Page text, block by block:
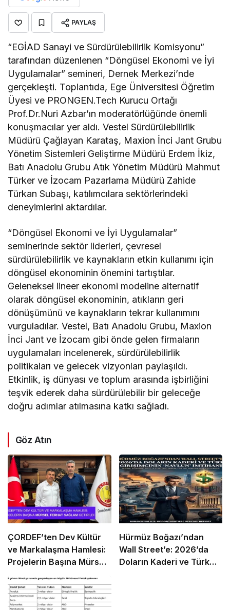
PAYLAŞ
“EGİAD Sanayi ve Sürdürülebilirlik Komisyonu”
tarafından düzenlenen “Döngüsel Ekonomi ve İyi
Uygulamalar” semineri, Dernek Merkezi’nde
gerçekleşti. Toplantıda, Ege Üniversitesi Öğretim
Üyesi ve PRONGEN.Tech Kurucu Ortağı
Prof.Dr.Nuri Azbar’ın moderatörlüğünde önemli
konuşmacılar yer aldı. Vestel Sürdürülebilirlik
Müdürü Çağlayan Karataş, Maxion İnci Jant Grubu
Yönetim Sistemleri Geliştirme Müdürü Erdem İkiz,
Batı Anadolu Grubu Atık Yönetim Müdürü Mahmut
Türker ve İzocam Pazarlama Müdürü Zahide
Türkan Subaşı, katılımcılara sektörlerindeki
deneyimlerini aktardılar.
“Döngüsel Ekonomi ve İyi Uygulamalar”
seminerinde sektör liderleri, çevresel
sürdürülebilirlik ve kaynakların etkin kullanımı için
döngüsel ekonominin önemini tartıştılar.
Geleneksel lineer ekonomi modeline alternatif
olarak döngüsel ekonominin, atıkların geri
dönüşümünü ve kaynakların tekrar kullanımını
vurguladılar. Vestel, Batı Anadolu Grubu, Maxion
İnci Jant ve İzocam gibi önde gelen firmaların
uygulamaları incelenerek, sürdürülebilirlik
politikaları ve gelecek vizyonları paylaşıldı.
Etkinlik, iş dünyası ve toplum arasında işbirliğini
teşvik ederek daha sürdürülebilir bir geleceğe
doğru adımlar atılmasına katkı sağladı.
Göz Atın
ÇORDEF’ten Dev Kültür
ve Markalaşma Hamlesi:
Projelerin Başına Mürsel
Hürmüz Boğazı’ndan
Wall Street’e: 2026’da
Doların Kaderi ve Türk